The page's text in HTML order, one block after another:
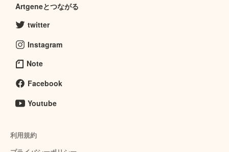
Artgeneとつながる
twitter
Instagram
Note
Facebook
Youtube
利用規約